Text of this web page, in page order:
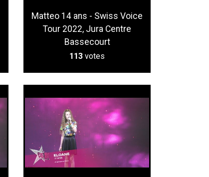
Matteo 14 ans - Swiss Voice
Tour 2022, Jura Centre
Bassecourt
113 votes